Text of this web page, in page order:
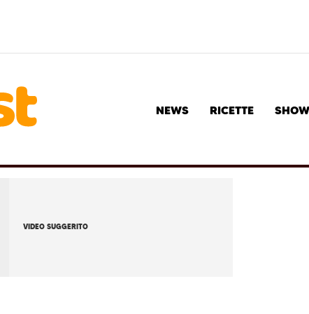
NEWS RICETTE SHOW
VIDEO SUGGERITO